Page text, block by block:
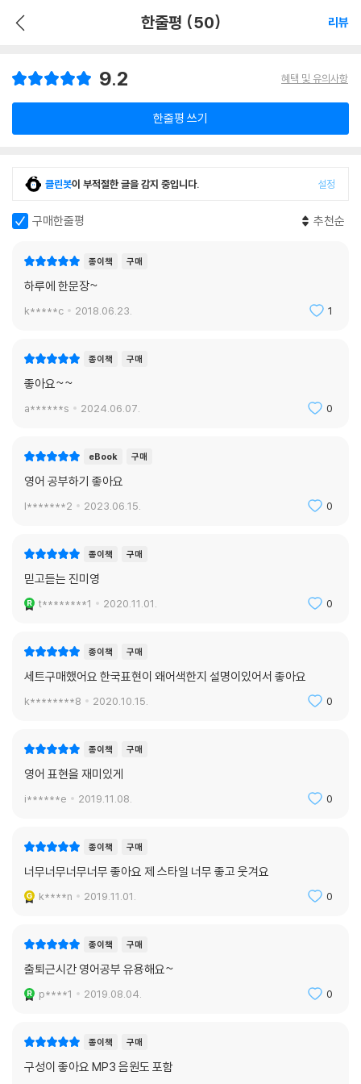
한줄평 (50) 리뷰
9.2 혜택 및 유의사항
한줄평 쓰기
클린봇이 부적절한 글을 감지 중입니다. 설정
구매한줄평 추천순
종이책 구매
하루에 한문장~
k*****c 2018.06.23. 1
종이책 구매
좋아요~~
a******s 2024.06.07. 0
eBook 구매
영어 공부하기 좋아요
l*******2 2023.06.15. 0
종이책 구매
믿고듣는 진미영
t********1 2020.11.01. 0
종이책 구매
세트구매했어요 한국표현이 왜어색한지 설명이있어서 좋아요
k********8 2020.10.15. 0
종이책 구매
영어 표현을 재미있게
i******e 2019.11.08. 0
종이책 구매
너무너무너무너무 좋아요 제 스타일 너무 좋고 웃겨요
k****n 2019.11.01. 0
종이책 구매
출퇴근시간 영어공부 유용해요~
p****1 2019.08.04. 0
종이책 구매
구성이 좋아요 MP3 음원도 포함